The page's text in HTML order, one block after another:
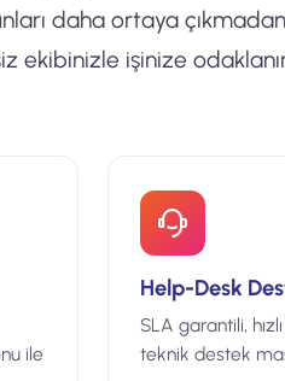
daha ortaya
ekibinizle işinize
ile
Help-Desk
SLA garantili,
teknik destek